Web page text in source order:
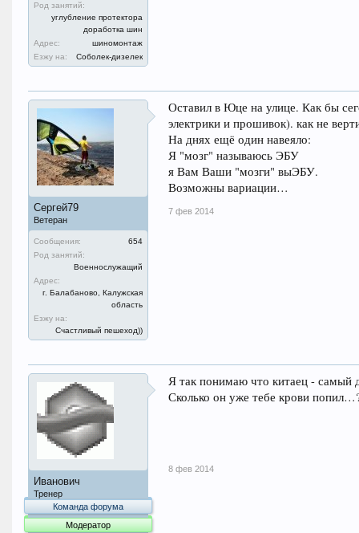
Род занятий:
углубление протектора
доработка шин
Адрес:
шиномонтаж
Езжу на:
Соболек-дизелек
Сергей79
Ветеран
Сообщения:
654
Род занятий:
Военнослужащий
Адрес:
г. Балабаново, Калужская
область
Езжу на:
Счастливый пешеход))
Оставил в Юце на улице. Как бы
электрики и прошивок). как не
На днях ещё один навеяло:
Я "мозг" называюсь ЭБУ
я Вам Ваши "мозги" выЭБУ.
Возможны вариации…
7 фев 2014
Иванович
Тренер
Команда форума
Модератор
Я так понимаю что китаец - самый
Сколько он уже тебе крови
8 фев 2014